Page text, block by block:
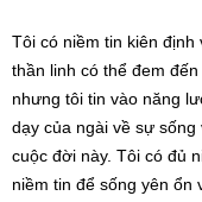
Tôi có niềm tin kiên
thần linh có thể đem
nhưng tôi tin vào năng
dạy của ngài về sự
cuộc đời này. Tôi có đủ
niềm tin để sống yên ổn